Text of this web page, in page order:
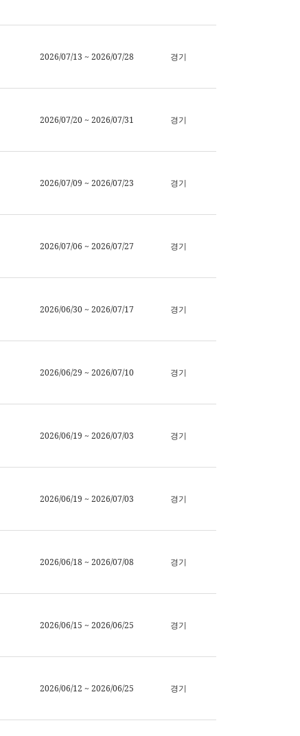
2026/07/13 ~ 2026/07/28 경기
2026/07/20 ~ 2026/07/31 경기
2026/07/09 ~ 2026/07/23 경기
2026/07/06 ~ 2026/07/27 경기
2026/06/30 ~ 2026/07/17 경기
2026/06/29 ~ 2026/07/10 경기
2026/06/19 ~ 2026/07/03 경기
2026/06/19 ~ 2026/07/03 경기
2026/06/18 ~ 2026/07/08 경기
2026/06/15 ~ 2026/06/25 경기
2026/06/12 ~ 2026/06/25 경기